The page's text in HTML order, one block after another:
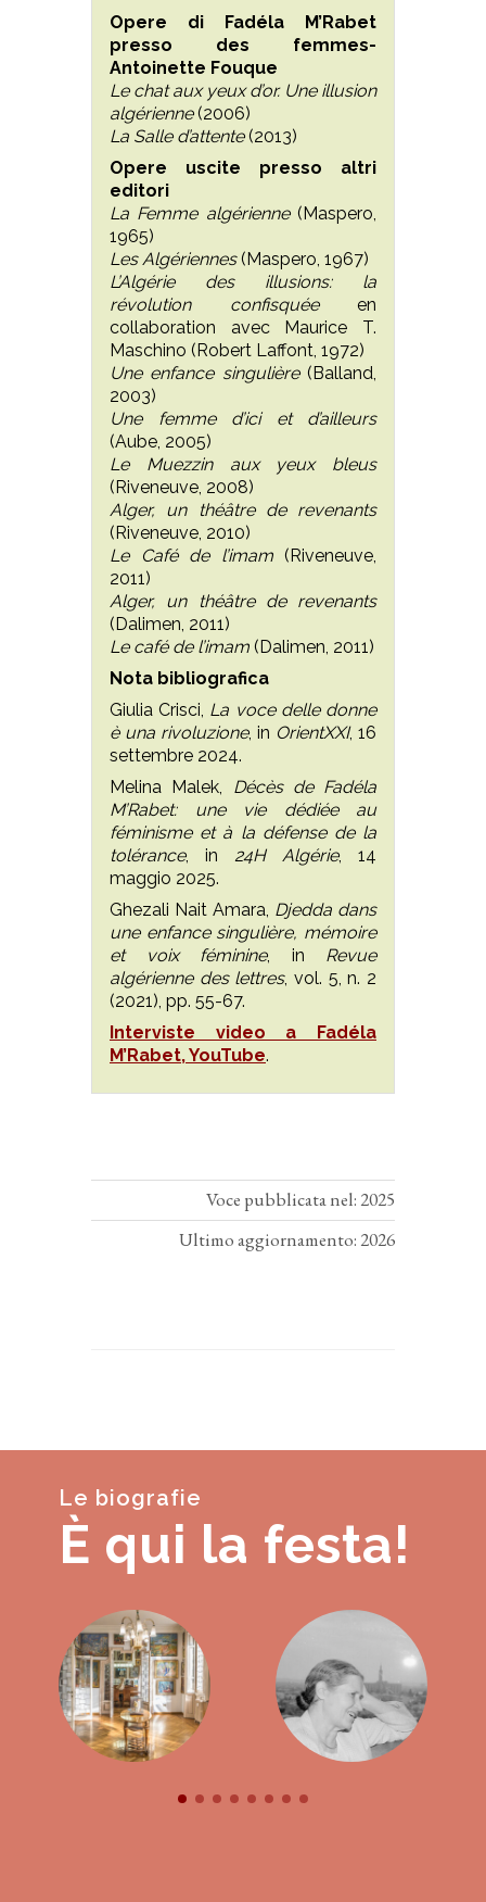
Opere di Fadéla M’Rabet
presso des femmes-
Antoinette Fouque
Le chat aux yeux d’or. Une illusion
algérienne(2006)
La Salle d’attente(2013)
Opere uscite presso altri
editori
La Femme algérienne(Maspero,
1965)
Les Algériennes(Maspero, 1967)
L’Algérie des illusions: la
révolution confisquéeen
collaboration avec Maurice T.
Maschino (Robert Laffont, 1972)
Une enfance singulière(Balland,
2003)
Une femme d’ici et d’ailleurs
(Aube, 2005)
Le Muezzin aux yeux bleus
(Riveneuve, 2008)
Alger, un théâtre de revenants
(Riveneuve, 2010)
Le Café de l’imam(Riveneuve,
2011)
Alger, un théâtre de revenants
(Dalimen, 2011)
Le café de l’imam (Dalimen, 2011)
Nota bibliografica
Giulia Crisci, La voce delle donne
è una rivoluzione, in OrientXXI, 16
settembre 2024.
Melina Malek, Décès de Fadéla
M’Rabet: une vie dédiée au
féminisme et à la défense de la
tolérance, in 24H Algérie, 14
maggio 2025.
Ghezali Nait Amara, Djedda dans
une enfance singulière, mémoire
et voix féminine, in Revue
algérienne des lettres, vol. 5, n. 2
(2021), pp. 55-67.
Interviste video a Fadéla
M’Rabet, YouTube.
Voce pubblicata nel: 2025
Ultimo aggiornamento: 2026
Le biografie
È qui la festa!